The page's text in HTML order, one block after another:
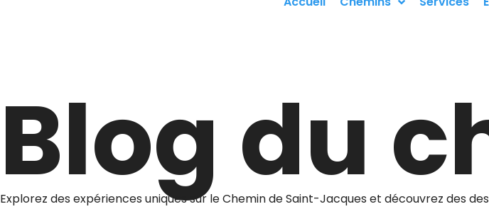
Blog du
Explorez des expériences uniques sur le Chemin de Saint-Jacques et découvrez des